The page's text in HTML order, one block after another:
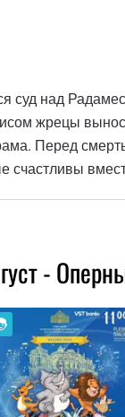
суд над
жрецы
Перед
счастливы
-